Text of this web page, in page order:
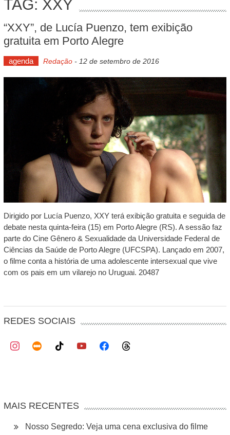
TAG: XXY
“XXY”, de Lucía Puenzo, tem exibição
gratuita em Porto Alegre
agenda Redação- 12 de setembro de 2016
Dirigido por Lucía Puenzo, XXY terá exibição gratuita e seguida de
debate nesta quinta-feira (15) em Porto Alegre (RS). A sessão faz
parte do Cine Gênero & Sexualidade da Universidade Federal de
Ciências da Saúde de Porto Alegre (UFCSPA). Lançado em 2007,
o filme conta a história de uma adolescente intersexual que vive
com os pais em um vilarejo no Uruguai. 20487
REDES SOCIAIS
MAIS RECENTES
Nosso Segredo: Veja uma cena exclusiva do filme